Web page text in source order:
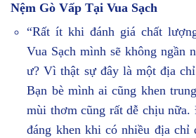
Nệm Gò Vấp Tại Vua Sạch
“Rất ít khi đánh giá chất
Vua Sạch mình sẽ không ngần
ư? Vì thật sự đây là một địa
Bạn bè mình ai cũng khen
mùi thơm cũng rất dễ chịu
đáng khen khi có nhiều địa chỉ